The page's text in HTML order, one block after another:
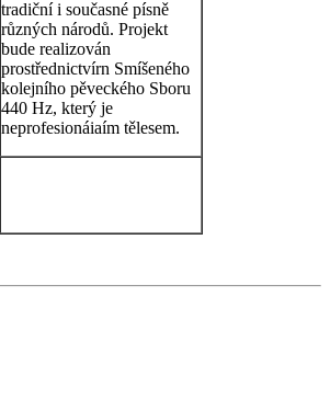
tradiční i současné písně
různých národů. Projekt
bude realizován
prostřednictvírn Smíšeného
kolejního pěveckého Sboru
440 Hz, který je
neprofesionáiaím tělesem.